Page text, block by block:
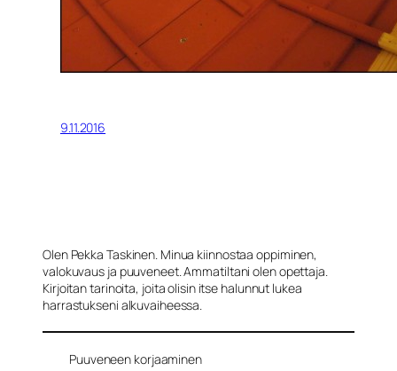
9.11.2016
Olen Pekka Taskinen. Minua kiinnostaa oppiminen,
valokuvaus ja puuveneet. Ammatiltani olen opettaja.
Kirjoitan tarinoita, joita olisin itse halunnut lukea
harrastukseni alkuvaiheessa.
Puuveneen korjaaminen